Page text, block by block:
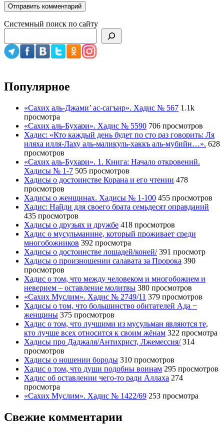
Системный поиск по сайту
Популярное
«Сахих аль-Джами’ ас-сагъир». Хадис № 567 1.1k
просмотра
«Сахих аль-Бухари». Хадис № 5590 706 просмотров
Хадис: «Кто каждый день будет по сто раз говорить: Ля
иляха илля-Лаху аль-маликуль-хаккъ аль-мубийн…». 628
просмотров
«Сахих аль-Бухари». 1. Книга: Начало откровений.
Хадисы № 1-7 505 просмотров
Хадисы о достоинстве Корана и его чтении 478
просмотров
Хадисы о женщинах. Хадисы № 1-100 455 просмотров
Хадис: Найди для своего брата семьдесят оправданий
435 просмотров
Хадисы о друзьях и дружбе 418 просмотров
Хадис о мусульманине, который проживает среди
многобожников 392 просмотра
Хадисы о достоинстве лошадей/коней/ 391 просмотр
Хадисы о произношении салавата за Пророка 390
просмотров
Хадис о том, что между человеком и многобожием и
неверием – оставление молитвы 380 просмотров
«Сахих Муслим». Хадис № 2749/11 379 просмотров
Хадисы о том, что большинство обитателей Ада −
женщины 375 просмотров
Хадис о том, что лучшими из мусульман являются те,
кто лучше всех относится к своим жёнам 322 просмотра
Хадисы про Даджаля/Антихрист, Лжемессия/ 314
просмотров
Хадисы о ношении бороды 310 просмотров
Хадис о том, что души подобны воинам 295 просмотров
Хадис об оставлении чего-то ради Аллаха 274
просмотра
«Сахих Муслим». Хадис № 1422/69 253 просмотра
Свежие комментарии